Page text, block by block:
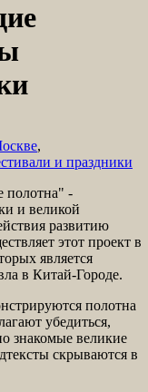
,
и праздники
полотна" -
и великой
развитию
этот проект в
является
в Китай-Городе.
полотна
убедиться,
знакомые великие
скрываются в